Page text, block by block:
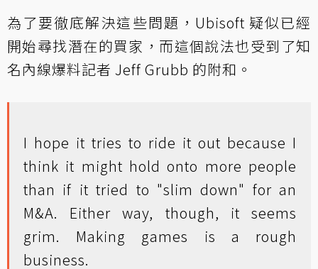
為了要徹底解決這些問題，Ubisoft 疑似已經
開始尋找潛在的買家，而這個說法也受到了知
名內線爆料記者 Jeff Grubb 的附和。
I hope it tries to ride it out because I
think it might hold onto more people
than if it tried to "slim down" for an
M&A. Either way, though, it seems
grim. Making games is a rough
business.